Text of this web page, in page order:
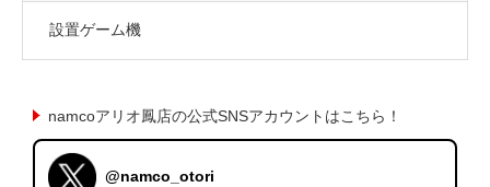
設置ゲーム機
namcoアリオ鳳店の公式SNSアカウントはこちら！
@namco_otori